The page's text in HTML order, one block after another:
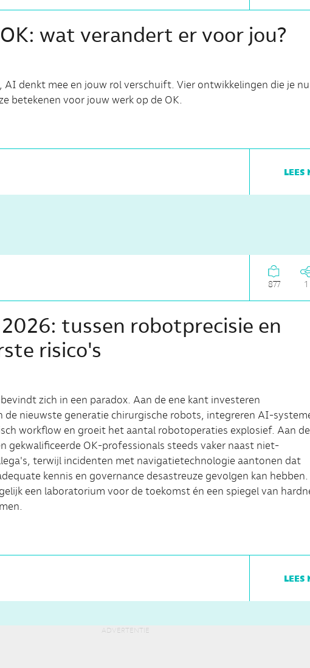
wat verandert er voor jou?
AI denkt mee en jouw rol verschuift. Vier ontwikkelingen die je
betekenen voor jouw werk op de OK.
lees
877 1
2026: tussen robotprecisie en
risico's
zich in een paradox. Aan de ene kant investeren
de nieuwste generatie chirurgische robots, integreren AI-
workflow en groeit het aantal robotoperaties explosief. Aan de
gekwalificeerde OK-professionals steeds vaker naast niet-
terwijl incidenten met navigatietechnologie aantonen dat
kennis en governance desastreuze gevolgen kan hebben.
een laboratorium voor de toekomst én een spiegel van
lees
advertentie